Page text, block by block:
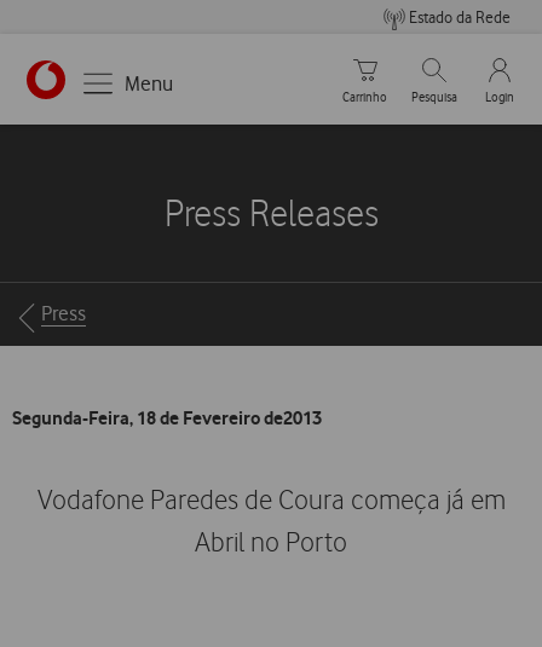
Estado da Rede
https://www.vodafone.pt
Menu
Carrinho de compras
Carrinho
Pesquisar
Pesquisa
My
Login
Press Releases
Breadcrumbs
Press
Segunda-Feira, 18 de Fevereiro de2013
Vodafone Paredes de Coura começa já em
Abril no Porto